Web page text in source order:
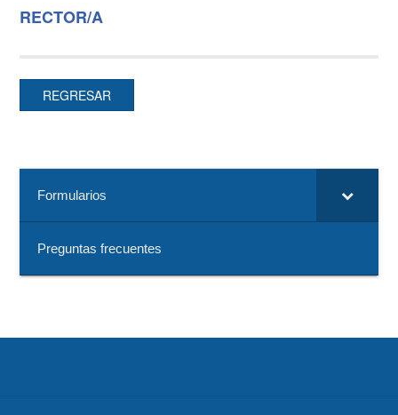
RECTOR/A
REGRESAR
Formularios
Preguntas frecuentes